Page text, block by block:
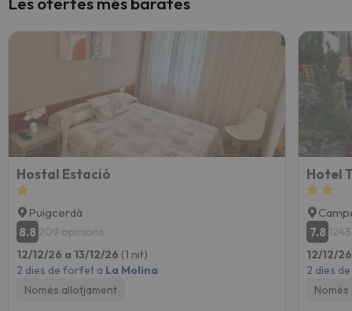
Hostal Estació
Puigcerdà
8.8 209 opinions
12/12/26 a 13/12/26 (1 nit)
2 dies de forfet a La Molina
Només allotjament
Hotel
7.8
12/12/
2 dies